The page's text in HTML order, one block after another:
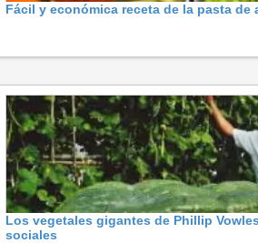
Fácil y económica receta de la pasta de
Los vegetales gigantes de Phillip
sociales